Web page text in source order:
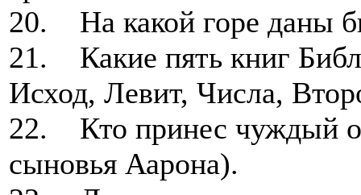
20. На какой горе даны
21. Какие пять книг
Исход, Левит, Числа,
22. Кто принес чуждый
сыновья Аарона).